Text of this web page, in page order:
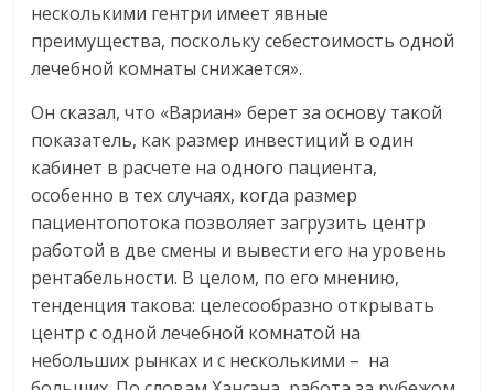
несколькими гентри имеет явные
преимущества, поскольку себестоимость одной
лечебной комнаты снижается».
Он сказал, что «Вариан» берет за основу такой
показатель, как размер инвестиций в один
кабинет в расчете на одного пациента,
особенно в тех случаях, когда размер
пациентопотока позволяет загрузить центр
работой в две смены и вывести его на уровень
рентабельности. В целом, по его мнению,
тенденция такова: целесообразно открывать
центр с одной лечебной комнатой на
небольших рынках и с несколькими – на